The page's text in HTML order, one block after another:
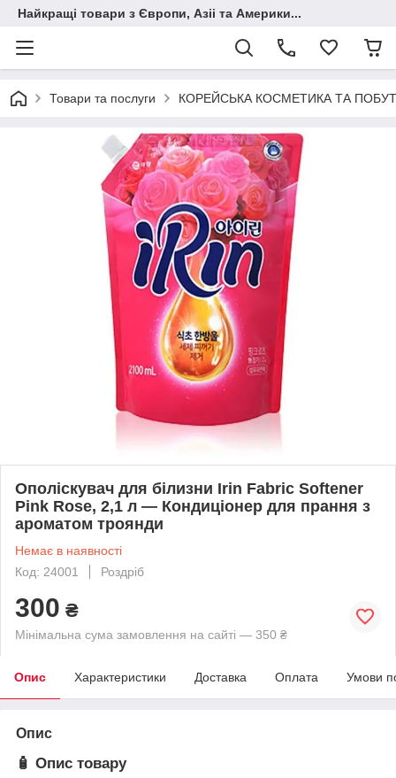
Найкращі товари з Європи, Азіі та Америки...
Товари та послуги КОРЕЙСЬКА КОСМЕТИКА ТА
Ополіскувач для білизни Irin Fabric Softener
Pink Rose, 2,1 л — Кондиціонер для прання з
ароматом троянди
Немає в наявності
Код: 24001
Роздріб
300 ₴
Мінімальна сума замовлення на сайті — 350 ₴
Опис Характеристики Доставка Оплата Умови
Опис
🧴 Опис товару